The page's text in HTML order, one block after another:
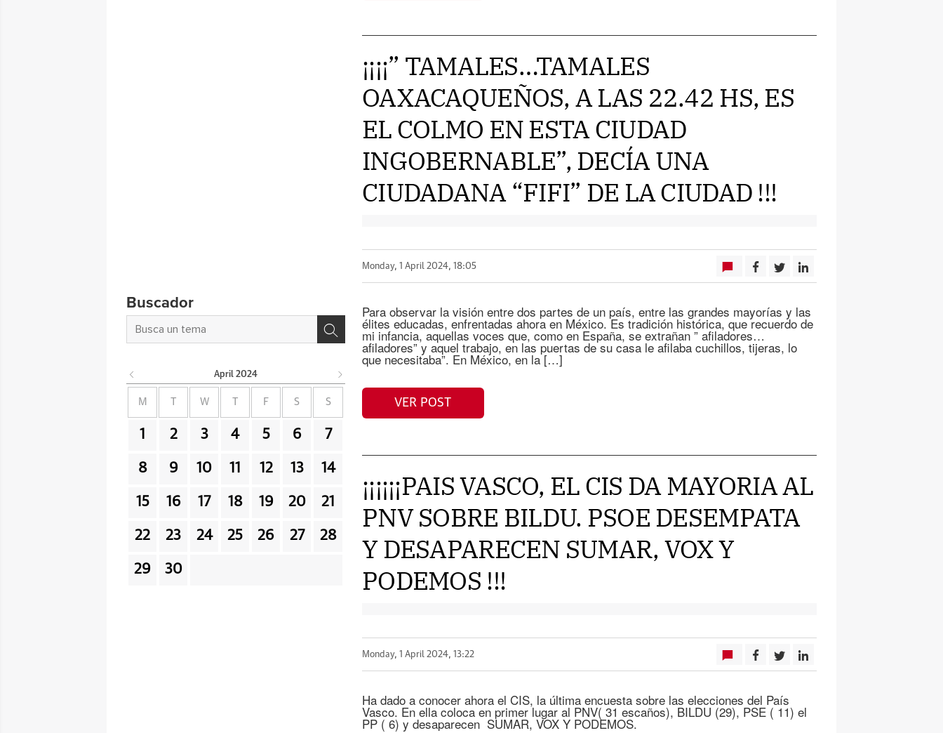
¡¡¡¡” TAMALES…TAMALES
OAXACAQUEÑOS, A LAS 22.42 HS, ES
EL COLMO EN ESTA CIUDAD
INGOBERNABLE”, DECÍA UNA
CIUDADANA “FIFI” DE LA CIUDAD !!!
Monday, 1 April 2024, 18:05
Para observar la visión entre dos partes de un país, entre las grandes mayorías y las
élites educadas, enfrentadas ahora en México. Es tradición histórica, que recuerdo de
mi infancia, aquellas voces que, como en España, se extrañan ” afiladores…
afiladores” y aquel trabajo, en las puertas de su casa le afilaba cuchillos, tijeras, lo
que necesitaba”. En México, en la […]
VER POST
¡¡¡¡¡¡PAIS VASCO, EL CIS DA MAYORIA AL
PNV SOBRE BILDU. PSOE DESEMPATA
Y DESAPARECEN SUMAR, VOX Y
PODEMOS !!!
Monday, 1 April 2024, 13:22
Ha dado a conocer ahora el CIS, la última encuesta sobre las elecciones del País
Vasco. En ella coloca en primer lugar al PNV( 31 escaños), BILDU (29), PSE ( 11) el
PP ( 6) y desaparecen SUMAR, VOX Y PODEMOS.
Buscador
April 2024
M W F S S
1 2 3 4 5 6 7
8 9 10 11 12 13 14
15 16 17 18 19 20 21
22 23 24 25 26 27 28
29 30